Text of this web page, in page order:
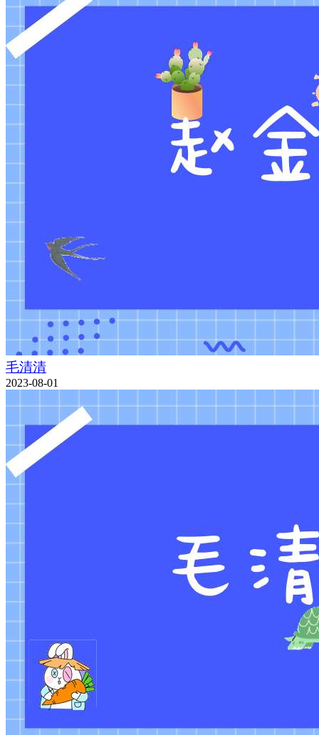
毛清清
2023-08-01